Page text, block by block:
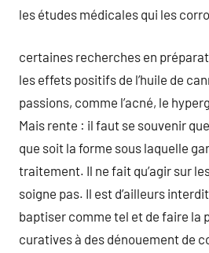
les études médicales qui les
certaines recherches en
les effets positifs de l’huile de
passions, comme l’acné, le
Mais rente : il faut se souvenir
que soit la forme sous laquelle
traitement. Il ne fait qu’agir sur
soigne pas. Il est d’ailleurs
baptiser comme tel et de faire la
curatives à des dénouement de